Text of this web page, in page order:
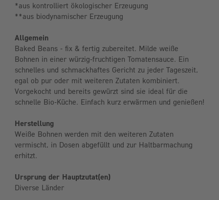
*aus kontrolliert ökologischer Erzeugung
**aus biodynamischer Erzeugung
Allgemein
Baked Beans - fix & fertig zubereitet. Milde weiße
Bohnen in einer würzig-fruchtigen Tomatensauce. Ein
schnelles und schmackhaftes Gericht zu jeder Tageszeit,
egal ob pur oder mit weiteren Zutaten kombiniert.
Vorgekocht und bereits gewürzt sind sie ideal für die
schnelle Bio-Küche. Einfach kurz erwärmen und genießen!
Herstellung
Weiße Bohnen werden mit den weiteren Zutaten
vermischt, in Dosen abgefüllt und zur Haltbarmachung
erhitzt.
Ursprung der Hauptzutat(en)
Diverse Länder